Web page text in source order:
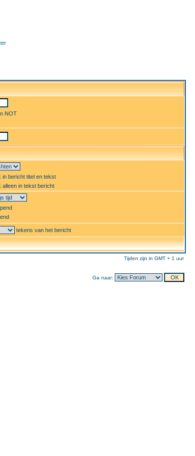
NOT
in bericht titel en tekst
alleen in tekst bericht
tekens van het bericht
Tijden zijn in GMT + 1 uur
Ga naar: